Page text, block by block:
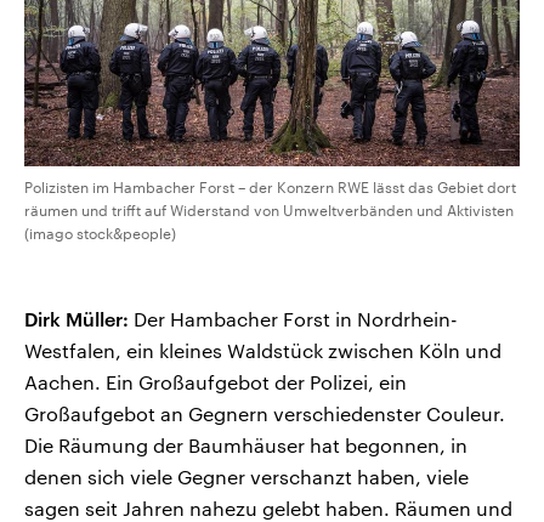
Polizisten im Hambacher Forst – der Konzern RWE lässt das Gebiet dort
räumen und trifft auf Widerstand von Umweltverbänden und Aktivisten
(imago stock&people)
Dirk Müller: Der Hambacher Forst in Nordrhein-
Westfalen, ein kleines Waldstück zwischen Köln und
Aachen. Ein Großaufgebot der Polizei, ein
Großaufgebot an Gegnern verschiedenster Couleur.
Die Räumung der Baumhäuser hat begonnen, in
denen sich viele Gegner verschanzt haben, viele
sagen seit Jahren nahezu gelebt haben. Räumen und